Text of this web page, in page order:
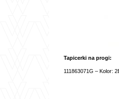
Tapicerki na progi:
111863071G – Kolor: